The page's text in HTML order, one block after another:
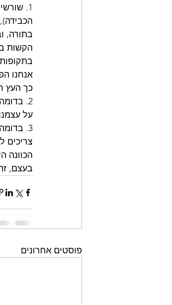
1.
בתורה,
הקשות
אנחנו
כך העץ
2.
על
3.
צריכים
הכוונה
בעצם,
פוסטים אחרונים